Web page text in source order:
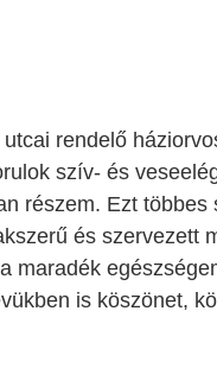
rendelő
szív- és
részem. Ezt
és szervezett
maradék
is köszönet,